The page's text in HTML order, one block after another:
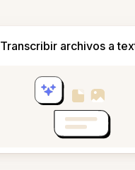
Transcribir archivos a